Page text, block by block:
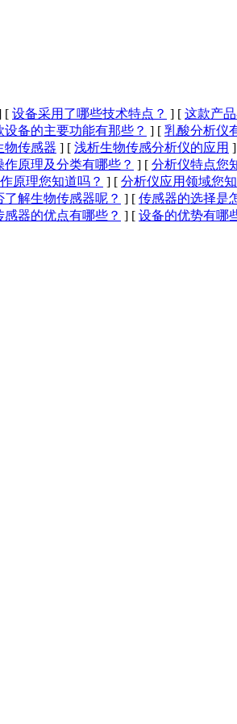
[ 设备采用了哪些技术特点？ ] [ 这款产
设备的主要功能有那些？ ] [ 乳酸分析仪
物传感器 ] [ 浅析生物传感分析仪的应用 ]
作原理及分类有哪些？ ] [ 分析仪特点您
原理您知道吗？ ] [ 分析仪应用领域您
了解生物传感器呢？ ] [ 传感器的选择是
感器的优点有哪些？ ] [ 设备的优势有哪